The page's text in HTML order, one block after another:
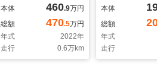
モニター ETC 認定
中古車
本体 460.9万円
総額
470.5万円
年式
2022年
走行
0.6万km
本体
総額
年式
走行